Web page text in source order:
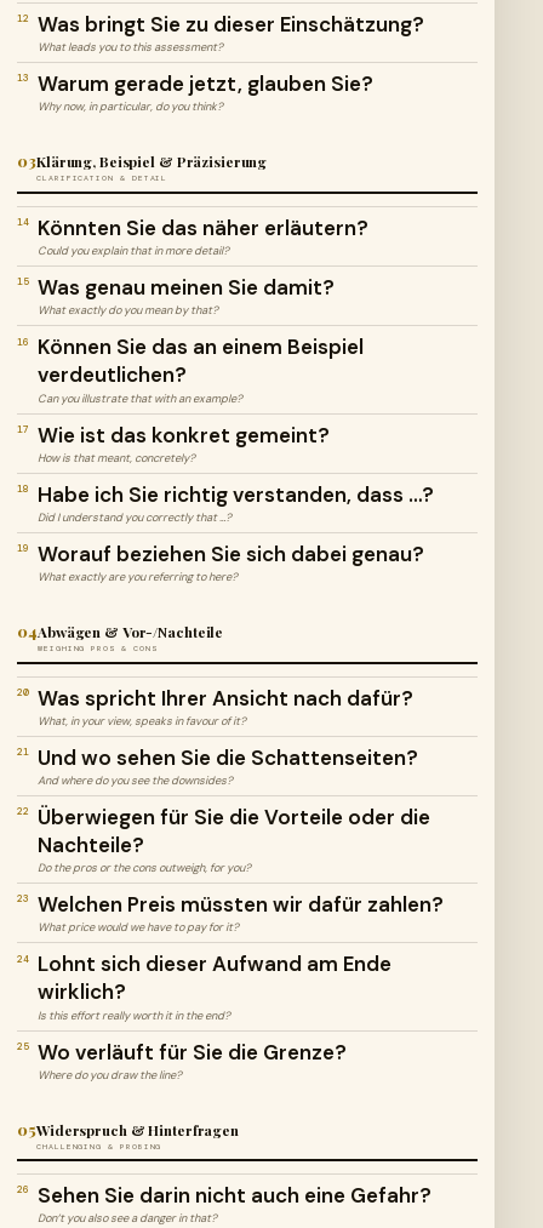
12 Was bringt Sie zu dieser Einschätzung?
What leads you to this assessment?
13 Warum gerade jetzt, glauben Sie?
Why now, in particular, do you think?
03Klärung, Beispiel & Präzisierung
CLARIFICATION & DETAIL
14 Könnten Sie das näher erläutern?
Could you explain that in more detail?
15 Was genau meinen Sie damit?
What exactly do you mean by that?
16
Können Sie das an einem Beispiel
verdeutlichen?
Can you illustrate that with an example?
17 Wie ist das konkret gemeint?
How is that meant, concretely?
18 Habe ich Sie richtig verstanden, dass …?
Did I understand you correctly that …?
19 Worauf beziehen Sie sich dabei genau?
What exactly are you referring to here?
04Abwägen & Vor-/Nachteile
WEIGHING PROS & CONS
20 Was spricht Ihrer Ansicht nach dafür?
What, in your view, speaks in favour of it?
21 Und wo sehen Sie die Schattenseiten?
And where do you see the downsides?
22
Überwiegen für Sie die Vorteile oder die
Nachteile?
Do the pros or the cons outweigh, for you?
23 Welchen Preis müssten wir dafür zahlen?
What price would we have to pay for it?
24
Lohnt sich dieser Aufwand am Ende
wirklich?
Is this effort really worth it in the end?
25 Wo verläuft für Sie die Grenze?
Where do you draw the line?
05Widerspruch & Hinterfragen
CHALLENGING & PROBING
26 Sehen Sie darin nicht auch eine Gefahr?
Don’t you also see a danger in that?